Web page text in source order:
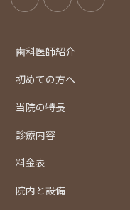
歯科医師紹介
初めての方へ
当院の特長
診療内容
料金表
院内と設備